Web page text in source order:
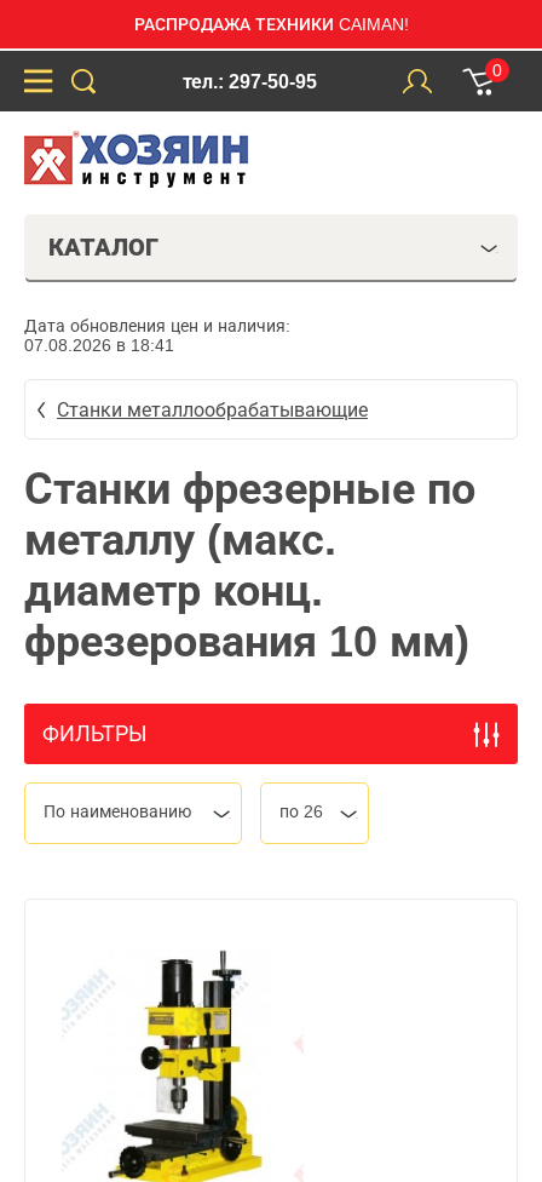
РАСПРОДАЖА ТЕХНИКИ CAIMAN!
тел.: 297-50-95
0
КАТАЛОГ
Дата обновления цен и наличия:
07.08.2026 в 18:41
Станки металлообрабатывающие
Станки фрезерные по
металлу (макс.
диаметр конц.
фрезерования 10 мм)
ФИЛЬТРЫ
По наименованию по 26